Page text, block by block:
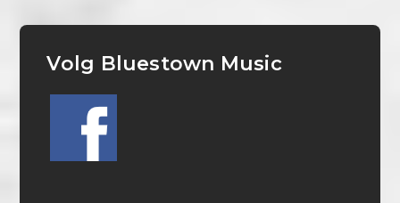
Volg Bluestown Music